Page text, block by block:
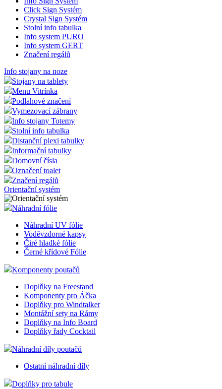
Click Sign Systém
Crystal Sign Systém
Stolní info tabulka
Info system PURO
Info system GERT
Značení regálů
Info stojany na noze
Stojany na tablety
Menu Vitrínka
Podlahové značení
Vymezovací zábrany
Info stojany Totemy
Stolní info tabulka
Distanční plexi tabulky
Informační tabulky
Domovní čísla
Označení toalet
Značení regálů
Orientační systém
Náhradní fólie
Náhradní UV fólie
Voděvzdorné kapsy
Čiré hladké fólie
Černé křídové Fólie
Komponenty poutačů
Doplňky na Freestand
Komponenty pro Áčka
Doplňky pro Windtalker
Montážní sety na Rámy
Doplňky na Info Board
Doplňky řady Cocktail
Náhradní díly poutačů
Ostatní náhradní díly
Doplňky pro tabule